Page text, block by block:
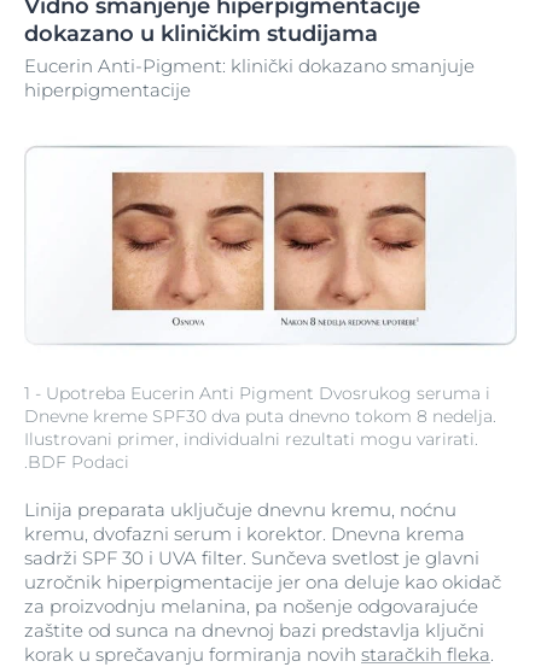
Vidno smanjenje hiperpigmentacije
dokazano u kliničkim studijama
Eucerin Anti-Pigment: klinički dokazano smanjuje
hiperpigmentacije
1 - Upotreba Eucerin Anti Pigment Dvosrukog seruma i
Dnevne kreme SPF30 dva puta dnevno tokom 8 nedelja.
Ilustrovani primer, individualni rezultati mogu varirati.
.BDF Podaci
Linija preparata uključuje dnevnu kremu, noćnu
kremu, dvofazni serum i korektor. Dnevna krema
sadrži SPF 30 i UVA filter. Sunčeva svetlost je glavni
uzročnik hiperpigmentacije jer ona deluje kao okidač
za proizvodnju melanina, pa nošenje odgovarajuće
zaštite od sunca na dnevnoj bazi predstavlja ključni
korak u sprečavanju formiranja novih staračkih fleka.